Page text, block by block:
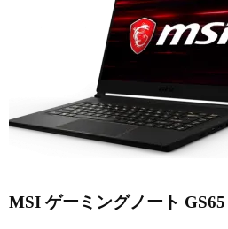
MSI ゲーミングノート